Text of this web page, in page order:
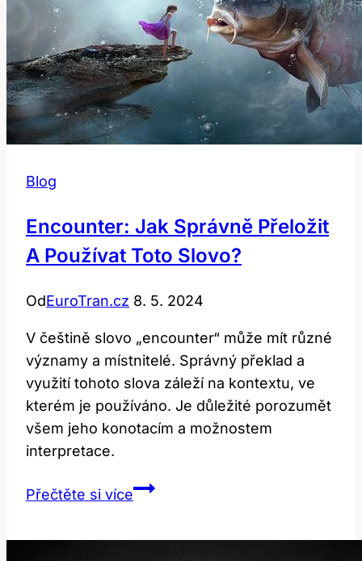
Slovníku
Blog
Encounter: Jak Správně Přeložit
A Používat Toto Slovo?
OdEuroTran.cz 8. 5. 2024
V češtině slovo „encounter“ může mít různé
významy a místnitelé. Správný překlad a
využití tohoto slova záleží na kontextu, ve
kterém je používáno. Je důležité porozumět
všem jeho konotacím a možnostem
interpretace.
Přečtěte si víceEncounter: